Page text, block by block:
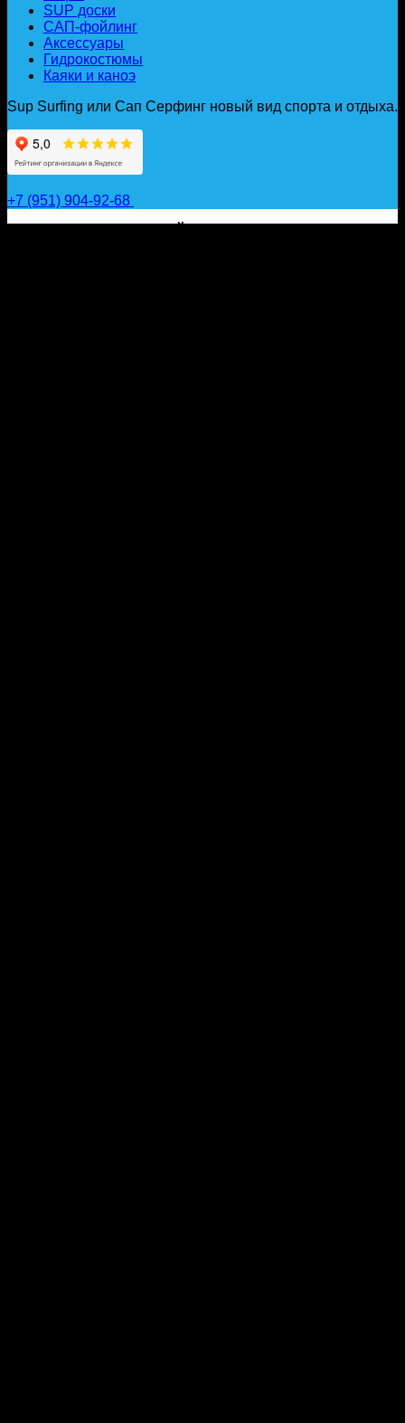
SUP доски
САП-фойлинг
Аксессуары
Гидрокостюмы
Каяки и каноэ
Sup Surfing или Сап Серфинг новый вид спорта и отдыха.
+7 (951) 904-92-68